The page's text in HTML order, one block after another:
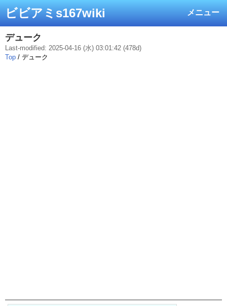
メニュー
ビビアミs167wiki
デューク
Last-modified: 2025-04-16 (水) 03:01:42 (478d)
Top / デューク